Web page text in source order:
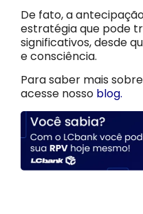
De fato, a
estratégia que pode
significativos, desde
e consciência.
Para saber mais
acesse nosso blog.